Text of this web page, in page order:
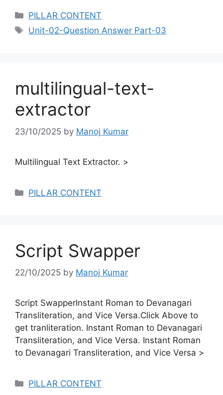
Categories
PILLAR CONTENT
Tags
Unit-02-Question Answer Part-03
multilingual-text-
extractor
23/10/2025 by Manoj Kumar
Multilingual Text Extractor. >
Categories
PILLAR CONTENT
Script Swapper
22/10/2025 by Manoj Kumar
Script SwapperInstant Roman to Devanagari
Transliteration, and Vice Versa.Click Above to
get tranliteration. Instant Roman to Devanagari
Transliteration, and Vice Versa. Instant Roman
to Devanagari Transliteration, and Vice Versa >
Categories
PILLAR CONTENT